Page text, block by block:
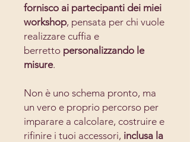
fornisco ai partecipanti dei miei
workshop, pensata per chi vuole
realizzare cuffia e
berretto personalizzando le
misure.
Non è uno schema pronto, ma
un vero e proprio percorso per
imparare a calcolare, costruire e
rifinire i tuoi accessori, inclusa la